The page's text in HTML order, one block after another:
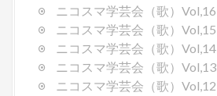
ニコスマ学芸会（歌）Vol,16
ニコスマ学芸会（歌）Vol,15
ニコスマ学芸会（歌）Vol,14
ニコスマ学芸会（歌）Vol,13
ニコスマ学芸会（歌）Vol,12